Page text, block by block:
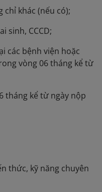
chỉ khác (nếu có);
sinh, CCCD;
các bệnh viện hoặc
vòng 06 tháng kể từ
tháng kể từ ngày nộp
thức, kỹ năng chuyên